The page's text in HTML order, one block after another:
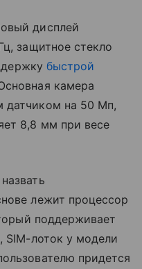
дисплей
защитное стекло
быстрой
камера
датчиком на 50 Мп,
8,8 мм при весе
лежит процессор
поддерживает
SIM-лоток у модели
придется